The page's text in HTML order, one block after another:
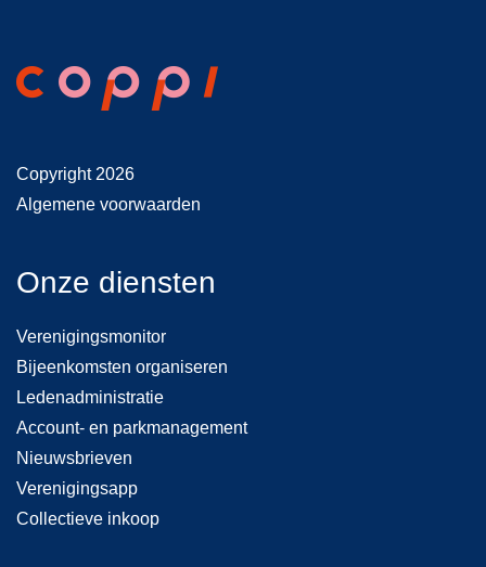
Copyright 2026
Algemene voorwaarden
Onze diensten
Verenigingsmonitor
Bijeenkomsten organiseren
Ledenadministratie
Account- en parkmanagement
Nieuwsbrieven
Verenigingsapp
Collectieve inkoop